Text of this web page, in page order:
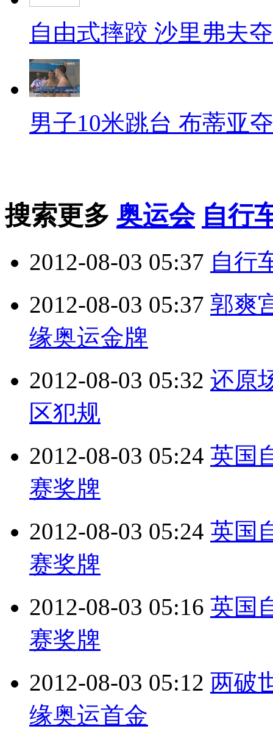
自由式摔跤 沙里弗夫
男子10米跳台 布蒂亚
搜索更多 奥运会 自行
2012-08-03 05:37 自行
2012-08-03 05:37 郭爽
缘奥运金牌
2012-08-03 05:32 还原
区犯规
2012-08-03 05:24 英国
赛奖牌
2012-08-03 05:24 英国
赛奖牌
2012-08-03 05:16 英国
赛奖牌
2012-08-03 05:12 两破
缘奥运首金